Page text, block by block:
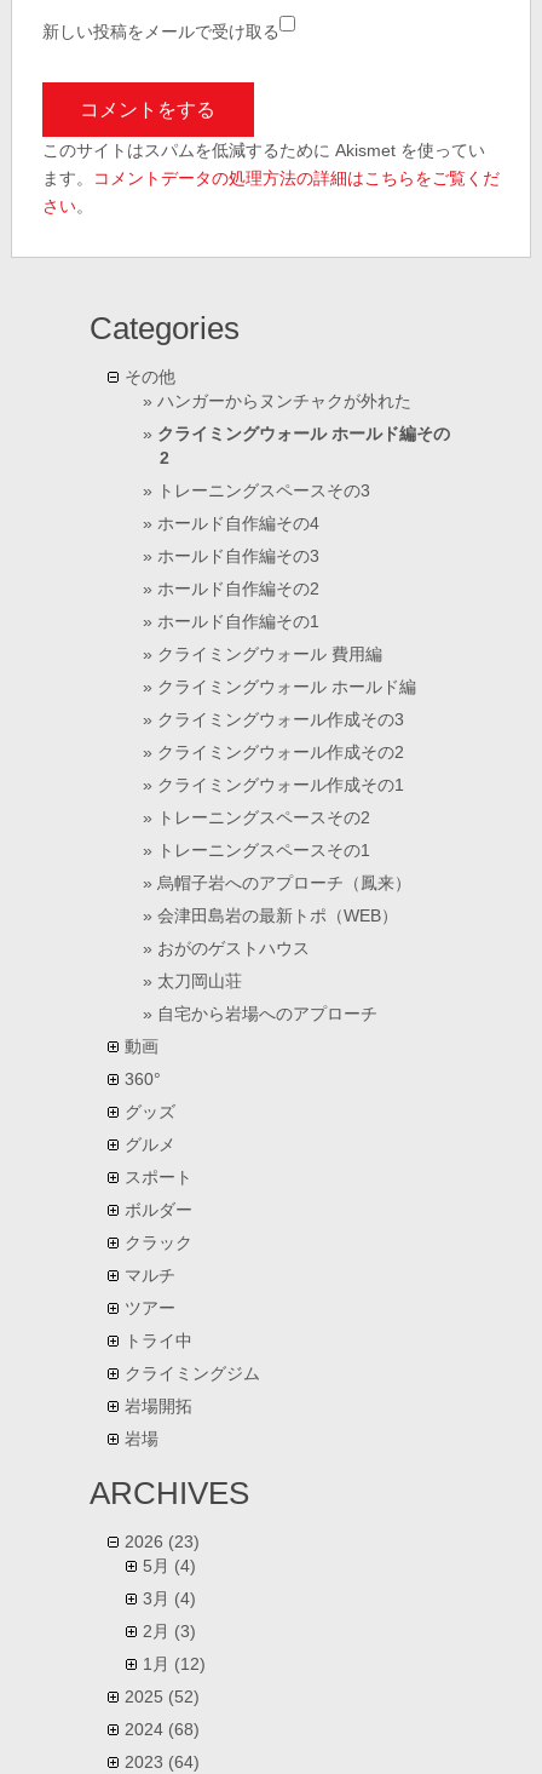
新しい投稿をメールで受け取る
このサイトはスパムを低減するために Akismet を使ってい
ます。
コメントデータの処理方法の詳細はこちらをご覧くだ
さい。
Categories
その他
ハンガーからヌンチャクが外れた
クライミングウォール ホールド編その
2
トレーニングスペースその3
ホールド自作編その4
ホールド自作編その3
ホールド自作編その2
ホールド自作編その1
クライミングウォール 費用編
クライミングウォール ホールド編
クライミングウォール作成その3
クライミングウォール作成その2
クライミングウォール作成その1
トレーニングスペースその2
トレーニングスペースその1
烏帽子岩へのアプローチ（鳳来）
会津田島岩の最新トポ（WEB）
おがのゲストハウス
太刀岡山荘
自宅から岩場へのアプローチ
動画
360°
グッズ
グルメ
スポート
ボルダー
クラック
マルチ
ツアー
トライ中
クライミングジム
岩場開拓
岩場
ARCHIVES
2026 (23)
5月 (4)
3月 (4)
2月 (3)
1月 (12)
2025 (52)
2024 (68)
2023 (64)